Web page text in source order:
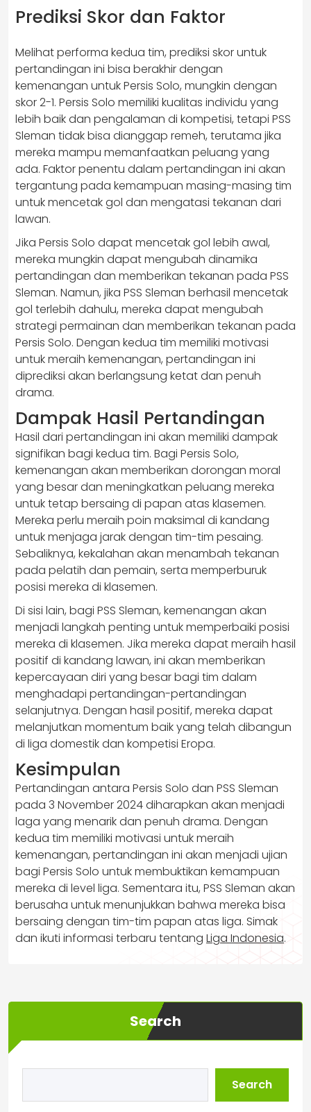
Prediksi Skor dan Faktor
Melihat performa kedua tim, prediksi skor untuk
pertandingan ini bisa berakhir dengan
kemenangan untuk Persis Solo, mungkin dengan
skor 2-1. Persis Solo memiliki kualitas individu yang
lebih baik dan pengalaman di kompetisi, tetapi PSS
Sleman tidak bisa dianggap remeh, terutama jika
mereka mampu memanfaatkan peluang yang
ada. Faktor penentu dalam pertandingan ini akan
tergantung pada kemampuan masing-masing tim
untuk mencetak gol dan mengatasi tekanan dari
lawan.
Jika Persis Solo dapat mencetak gol lebih awal,
mereka mungkin dapat mengubah dinamika
pertandingan dan memberikan tekanan pada PSS
Sleman. Namun, jika PSS Sleman berhasil mencetak
gol terlebih dahulu, mereka dapat mengubah
strategi permainan dan memberikan tekanan pada
Persis Solo. Dengan kedua tim memiliki motivasi
untuk meraih kemenangan, pertandingan ini
diprediksi akan berlangsung ketat dan penuh
drama.
Dampak Hasil Pertandingan
Hasil dari pertandingan ini akan memiliki dampak
signifikan bagi kedua tim. Bagi Persis Solo,
kemenangan akan memberikan dorongan moral
yang besar dan meningkatkan peluang mereka
untuk tetap bersaing di papan atas klasemen.
Mereka perlu meraih poin maksimal di kandang
untuk menjaga jarak dengan tim-tim pesaing.
Sebaliknya, kekalahan akan menambah tekanan
pada pelatih dan pemain, serta memperburuk
posisi mereka di klasemen.
Di sisi lain, bagi PSS Sleman, kemenangan akan
menjadi langkah penting untuk memperbaiki posisi
mereka di klasemen. Jika mereka dapat meraih hasil
positif di kandang lawan, ini akan memberikan
kepercayaan diri yang besar bagi tim dalam
menghadapi pertandingan-pertandingan
selanjutnya. Dengan hasil positif, mereka dapat
melanjutkan momentum baik yang telah dibangun
di liga domestik dan kompetisi Eropa.
Kesimpulan
Pertandingan antara Persis Solo dan PSS Sleman
pada 3 November 2024 diharapkan akan menjadi
laga yang menarik dan penuh drama. Dengan
kedua tim memiliki motivasi untuk meraih
kemenangan, pertandingan ini akan menjadi ujian
bagi Persis Solo untuk membuktikan kemampuan
mereka di level liga. Sementara itu, PSS Sleman akan
berusaha untuk menunjukkan bahwa mereka bisa
bersaing dengan tim-tim papan atas liga. Simak
dan ikuti informasi terbaru tentang Liga Indonesia.
Search
Search